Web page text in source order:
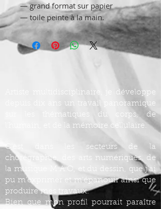
— grand format sur papier
— toile peinte à la main.
Artiste multidisciplinaire, je développe
depuis dix ans un travail panoramique
sur les thématiques du corps, de
l’humain, et de la mémoire cellulaire.
C’est dans les secteurs de la
chorégraphie, des arts numériques, de
la musique M.A.O, et du dessin, que j’ai
pu m’exprimer et m’épanouir ainsi que
produire mes travaux.
Bien que mon profil pourrait paraître